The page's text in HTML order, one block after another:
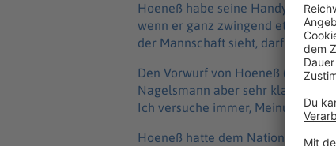
Hoeneß habe seine
wenn er ganz zwingend etwas
der Mannschaft sieht, darf er
Den Vorwurf von Hoeneß (74), er
Nagelsmann aber sehr klar
Ich versuche immer, Meinungen
Hoeneß hatte dem Nationalcoach